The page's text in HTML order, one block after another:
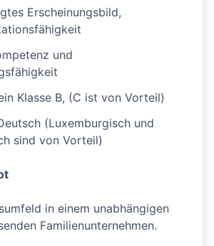
Erscheinungsbild,
und
Klasse B, (C ist von Vorteil)
(Luxemburgisch und
sind von Vorteil)
in einem unabhängigen
Familienunternehmen.